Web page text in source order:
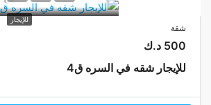
للإيجار
شقة
500 د.ك
للإيجار شقه في السره ق4